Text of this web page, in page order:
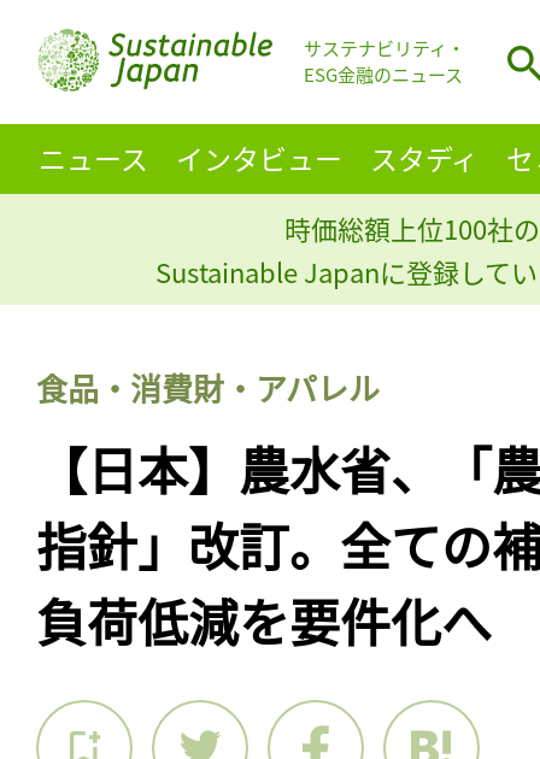
サステナビリティ・
ESG金融のニュース
ニュース インタビュー スタディ
時価総額上位100社
Sustainable Japanに登録して
食品・消費財・アパレル
【日本】農水省、「
指針」改訂。全ての
負荷低減を要件化へ